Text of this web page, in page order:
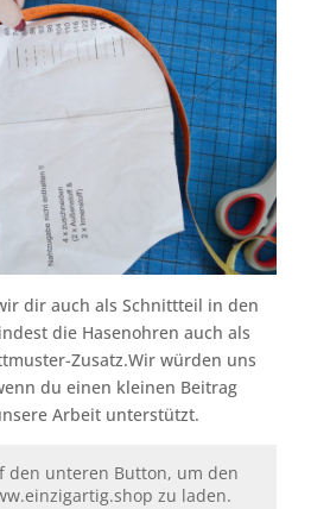
dir auch als Schnittteil in den
die Hasenohren auch als
Zusatz.Wir würden uns
du einen kleinen Beitrag
Arbeit unterstützt.
den unteren Button, um den
zu laden.